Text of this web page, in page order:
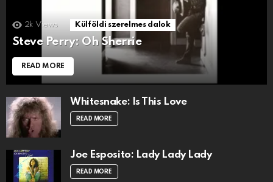
2k Views Külföldi szerelmes dalok
Steve Perry: Oh Sherrie
READ MORE
Whitesnake: Is This Love
READ MORE
Joe Esposito: Lady Lady Lady
READ MORE